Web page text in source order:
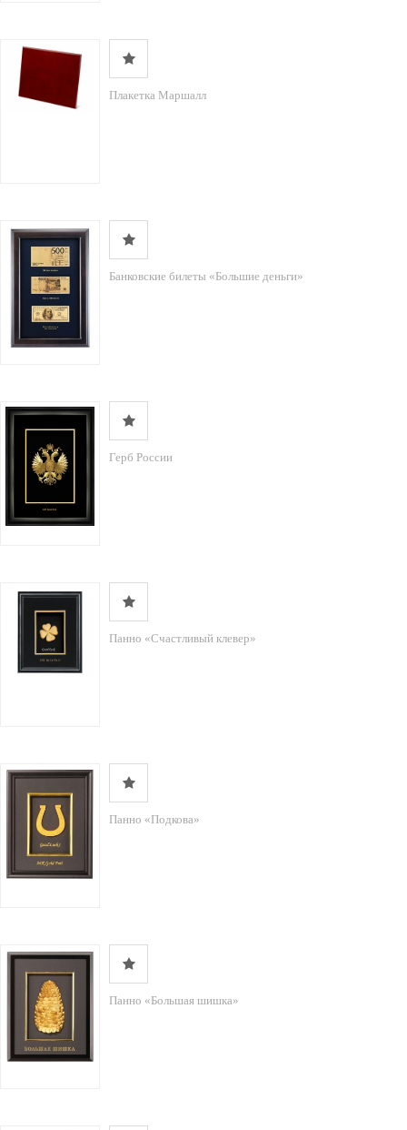
Плакетка Маршалл
Банковские билеты «Большие деньги»
Герб России
Панно «Счастливый клевер»
Панно «Подкова»
Панно «Большая шишка»